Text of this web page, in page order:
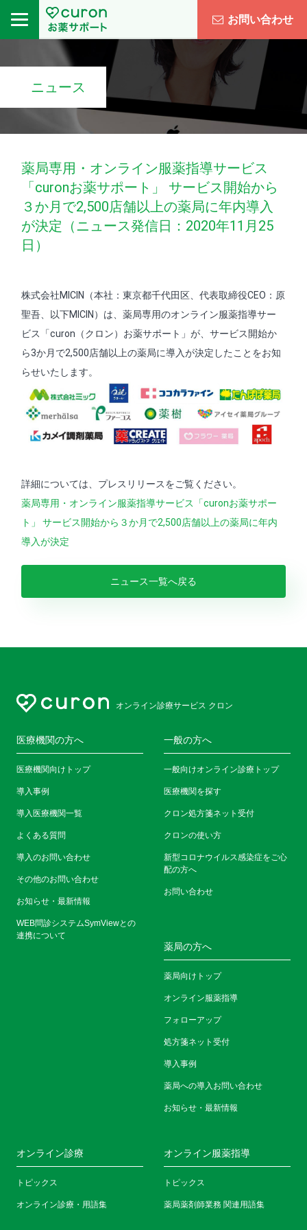
お問い合わせ
ニュース
薬局専用・オンライン服薬指導サービス
「curonお薬サポート」 サービス開始から
３か月で2,500店舗以上の薬局に年内導入
が決定（ニュース発信日：2020年11月25
日）
株式会社MICIN（本社：東京都千代田区、代表取締役CEO：原
聖吾、以下MICIN）は、薬局専用のオンライン服薬指導サー
ビス「curon（クロン）お薬サポート」が、サービス開始か
ら3か月で2,500店舗以上の薬局に導入が決定したことをお知
らせいたします。
詳細については、プレスリリースをご覧ください。
薬局専用・オンライン服薬指導サービス「curonお薬サポー
ト」 サービス開始から３か月で2,500店舗以上の薬局に年内
導入が決定
ニュース一覧へ戻る
オンライン診療サービス クロン
医療機関の方へ
医療機関向けトップ
導入事例
導入医療機関一覧
よくある質問
導入のお問い合わせ
その他のお問い合わせ
お知らせ・最新情報
WEB問診システムSymViewとの
連携について
オンライン診療
トピックス
オンライン診療・用語集
薬局の方へ
薬局向けトップ
オンライン服薬指導
フォローアップ
処方箋ネット受付
導入事例
薬局への導入お問い合わせ
お知らせ・最新情報
オンライン服薬指導
トピックス
薬局薬剤師業務 関連用語集
一般の方へ
一般向けオンライン診療トップ
医療機関を探す
クロン処方箋ネット受付
クロンの使い方
新型コロナウイルス感染症をご心
配の方へ
お問い合わせ